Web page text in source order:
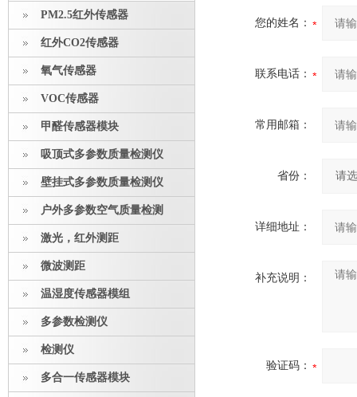
PM2.5红外传感器
红外CO2传感器
氧气传感器
VOC传感器
甲醛传感器模块
吸顶式多参数质量检测仪
壁挂式多参数质量检测仪
户外多参数空气质量检测
激光，红外测距
微波测距
温湿度传感器模组
多参数检测仪
检测仪
多合一传感器模块
您的姓名：
联系电话：
常用邮箱：
省份：
详细地址：
补充说明：
验证码：